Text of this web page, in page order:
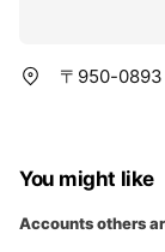
〒950-0893
You might like
Accounts others